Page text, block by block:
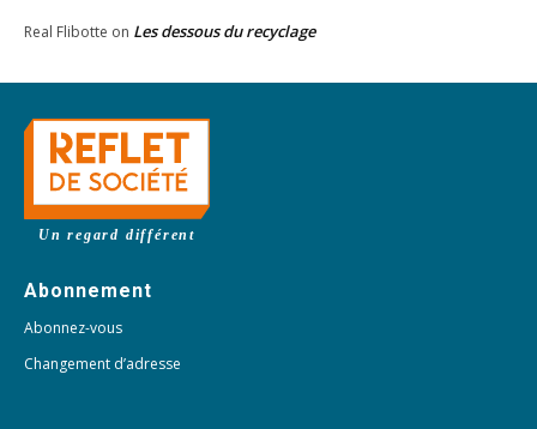
Real Flibotte on Les dessous du recyclage
Un regard différent
Abonnement
Abonnez-vous
Changement d’adresse